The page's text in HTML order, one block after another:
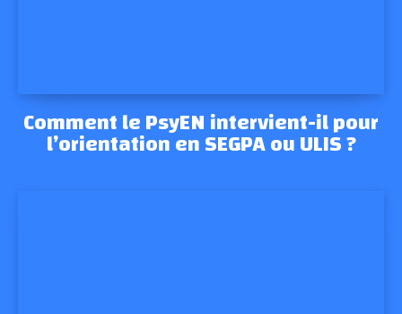
Comment le PsyEN intervient-il pour
l’orientation en SEGPA ou ULIS ?